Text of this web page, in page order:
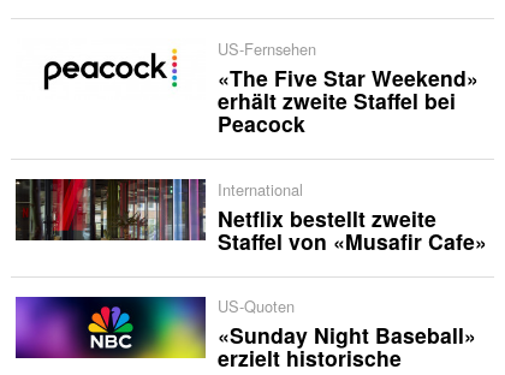
US-Fernsehen
«The Five Star Weekend»
erhält zweite Staffel bei
Peacock
International
Netflix bestellt zweite
Staffel von «Musafir Cafe»
US-Quoten
«Sunday Night Baseball»
erzielt historische